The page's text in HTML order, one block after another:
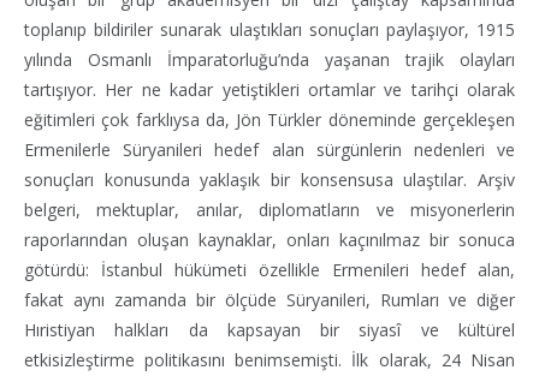
toplanıp bildiriler sunarak ulaştıkları sonuçları paylaşıyor, 1915
yılında Osmanlı İmparatorluğu’nda yaşanan trajik olayları
tartışıyor. Her ne kadar yetiştikleri ortamlar ve tarihçi olarak
eğitimleri çok farklıysa da, Jön Türkler döneminde gerçekleşen
Ermenilerle Süryanileri hedef alan sürgünlerin nedenleri ve
sonuçları konusunda yaklaşık bir konsensusa ulaştılar. Arşiv
belgeri, mektuplar, anılar, diplomatların ve misyonerlerin
raporlarından oluşan kaynaklar, onları kaçınılmaz bir sonuca
götürdü: İstanbul hükümeti özellikle Ermenileri hedef alan,
fakat aynı zamanda bir ölçüde Süryanileri, Rumları ve diğer
Hıristiyan halkları da kapsayan bir siyasî ve kültürel
etkisizleştirme politikasını benimsemişti. İlk olarak, 24 Nisan